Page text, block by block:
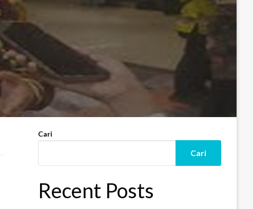
Cari
Cari
Recent Posts